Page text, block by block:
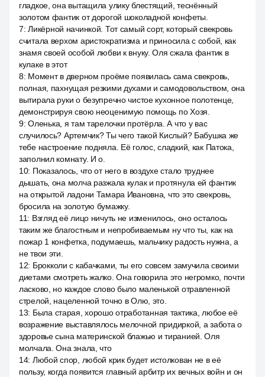
гладкое, она вытащила улику блестящий, теснённый
золотом фантик от дорогой шоколадной конфеты.
7:Ликёрной начинкой. Тот самый сорт, который свекровь
считала верхом аристократизма и приносила с собой, как
знамя своей особой любви к внуку. Оля сжала фантик в
кулаке в этот
8: Момент в дверном проёме появилась сама свекровь,
полная, пахнущая резкими духами и самодовольством, она
вытирала руки о безупречно чистое кухонное полотенце,
демонстрируя свою неоценимую помощь по Хозя.
9:Оленька, я там тарелочки протёрла. А что у вас
случилось? Артемчик? Ты чего такой Кислый? Бабушка же
тебе настроение подняла. Её голос, сладкий, как Патока,
заполнил комнату. И о.
10: Показалось, что от него в воздухе стало труднее
дышать, она молча разжала кулак и протянула ей фантик
на открытой ладони Тамара Ивановна, что это свекровь,
бросила на золотую бумажку.
11: Взгляд её лицо ничуть не изменилось, оно осталось
таким же благостным и непробиваемым ну что ты, как на
пожар 1 конфетка, подумаешь, мальчику радость нужна, а
не твои эти.
12: Брокколи с кабачками, ты его совсем замучила своими
диетами смотреть жалко. Она говорила это негромко, почти
ласково, но каждое слово было маленькой отравленной
стрелой, нацеленной точно в Олю, это.
13: Была старая, хорошо отработанная тактика, любое её
возражение выставлялось мелочной придиркой, а забота о
здоровье сына материнской блажью и тиранией. Оля
молчала. Она знала, что
14: Любой спор, любой крик будет истолкован не в её
пользу, когда появится главный арбитр их вечных войн и он